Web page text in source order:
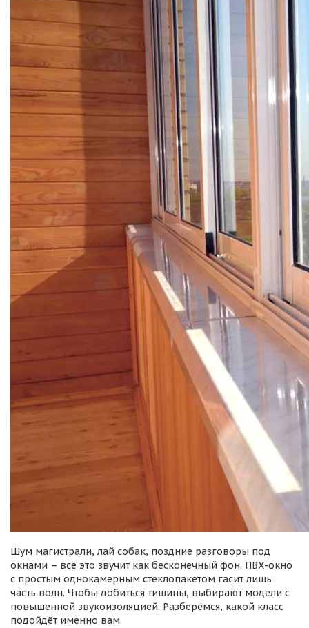
Шум магистрали, лай собак, поздние разговоры под
окнами – всё это звучит как бесконечный фон. ПВХ-окно
с простым однокамерным стеклопакетом гасит лишь
часть волн. Чтобы добиться тишины, выбирают модели с
повышенной звукоизоляцией. Разберёмся, какой класс
подойдёт именно вам.